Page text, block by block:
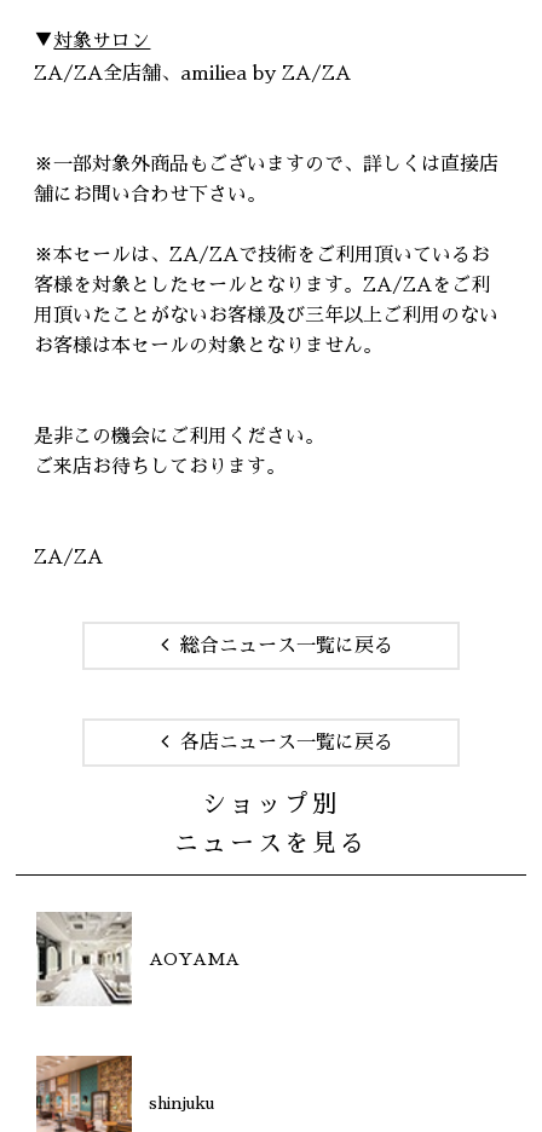
▼対象サロン
ZA/ZA全店舗、amiliea by ZA/ZA
※一部対象外商品もございますので、詳しくは直接店
舗にお問い合わせ下さい。
※本セールは、ZA/ZAで技術をご利用頂いているお
客様を対象としたセールとなります。ZA/ZAをご利
用頂いたことがないお客様及び三年以上ご利用のない
お客様は本セールの対象となりません。
是非この機会にご利用ください。
ご来店お待ちしております。
ZA/ZA
総合ニュース一覧に戻る
各店ニュース一覧に戻る
ショップ別
ニュースを見る
AOYAMA
shinjuku